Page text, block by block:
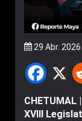
29 Abr. 2026
CHETUMAL
XVIII